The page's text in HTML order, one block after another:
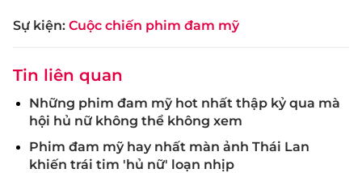
Sự kiện: Cuộc chiến phim đam mỹ
Tin liên quan
Những phim đam mỹ hot nhất thập kỷ qua mà
hội hủ nữ không thể không xem
Phim đam mỹ hay nhất màn ảnh Thái Lan
khiến trái tim 'hủ nữ' loạn nhịp